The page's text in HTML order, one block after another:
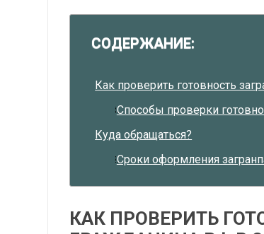
СОДЕРЖАНИЕ:
Как проверить готовность
Способы проверки
Куда обращаться?
Сроки оформления
КАК ПРОВЕРИТЬ